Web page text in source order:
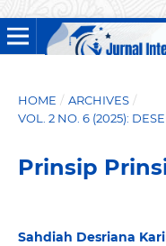
HOME / ARCHIVES /
VOL. 2 NO. 6 (2025):
Prinsip
Sahdiah Desriana